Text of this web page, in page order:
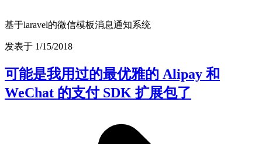
基于laravel的微信模板消息通知系统
发表于 1/15/2018
可能是我用过的最优雅的 Alipay 和
WeChat 的支付 SDK 扩展包了